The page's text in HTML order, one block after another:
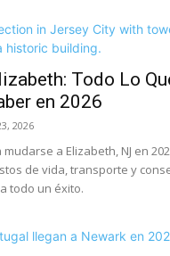
Todo Lo
en 2026
2026
a Elizabeth, NJ en
de vida, transporte y
todo un éxito.